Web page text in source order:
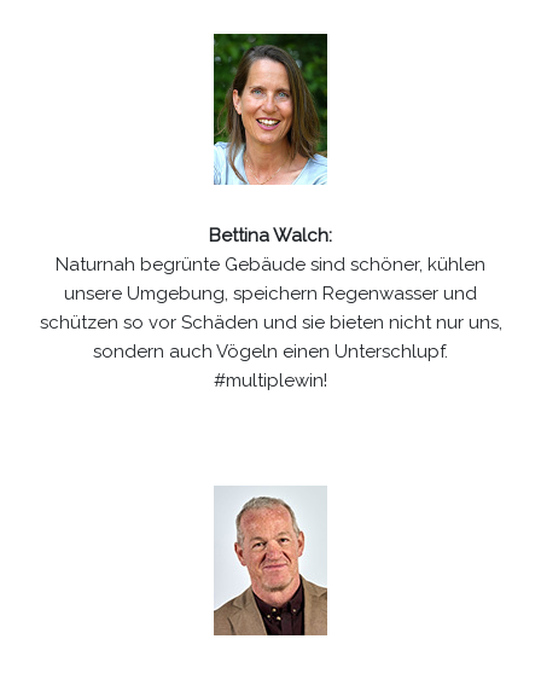
Bettina Walch:
Naturnah begrünte Gebäude sind schöner, kühlen
unsere Umgebung, speichern Regenwasser und
schützen so vor Schäden und sie bieten nicht nur uns,
sondern auch Vögeln einen Unterschlupf.
#multiplewin!